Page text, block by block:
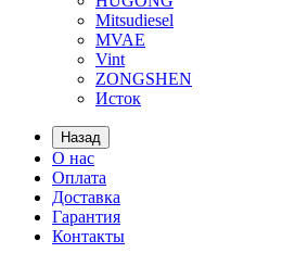
Mitsudiesel
MVAE
Vint
ZONGSHEN
Исток
Назад
О нас
Оплата
Доставка
Гарантия
Контакты